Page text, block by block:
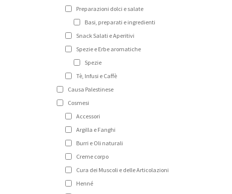
Preparazioni dolci e salate
Basi, preparati e ingredienti
Snack Salati e Aperitivi
Spezie e Erbe aromatiche
Spezie
Tè, Infusi e Caffè
Causa Palestinese
Cosmesi
Accessori
Argilla e Fanghi
Burri e Oli naturali
Creme corpo
Cura dei Muscoli e delle Articolazioni
Henné